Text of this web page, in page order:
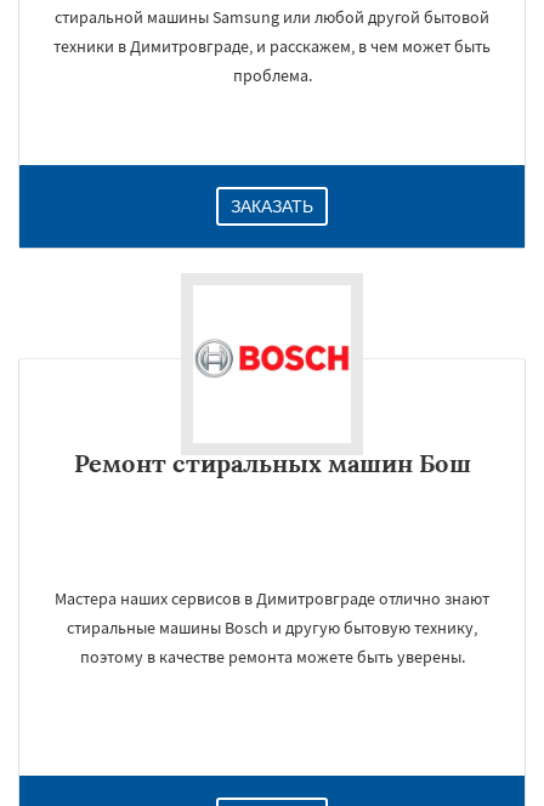
стиральной машины Samsung или любой другой бытовой
техники в Димитровграде, и расскажем, в чем может быть
проблема.
ЗАКАЗАТЬ
Ремонт стиральных машин Бош
Мастера наших сервисов в Димитровграде отлично знают
стиральные машины Bosch и другую бытовую технику,
поэтому в качестве ремонта можете быть уверены.